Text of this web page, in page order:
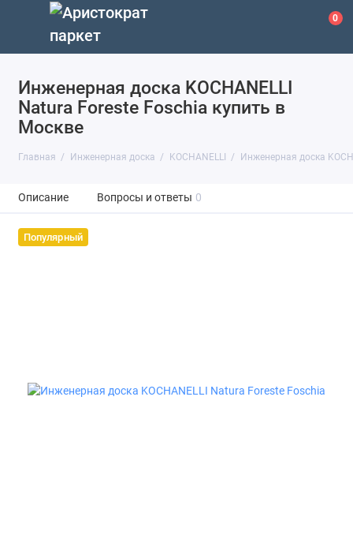
0
Инженерная доска KOCHANELLI
Natura Foreste Foschia купить в
Москве
Главная Инженерная доска KOCHANELLI Инженерная доска
Описание Вопросы и ответы 0
Популярный